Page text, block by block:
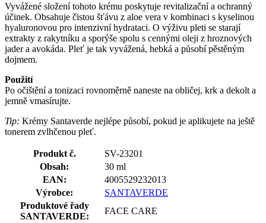
Vyvážené složení tohoto krému poskytuje revitalizační a ochranný
účinek. Obsahuje čistou šťávu z aloe vera v kombinaci s kyselinou
hyaluronovou pro intenzivní hydrataci. O výživu pleti se starají
extrakty z rakytníku a sporýše spolu s cennými oleji z hroznových
jader a avokáda. Pleť je tak vyvážená, hebká a působí pěstěným
dojmem.
Použití
Po očištění a tonizaci rovnoměrně naneste na obličej, krk a dekolt a
jemně vmasírujte.
Tip: Krémy Santaverde nejlépe působí, pokud je aplikujete na ještě
tonerem zvlhčenou pleť.
Produkt č.
SV-23201
Obsah:
30 ml
EAN:
4005529232013
Výrobce:
SANTAVERDE
Produktové řady
SANTAVERDE:
FACE CARE